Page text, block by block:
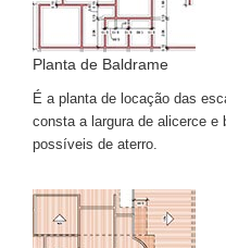
Planta de Baldrame
É a planta de locação das
consta a largura de alicerce e
possíveis de aterro.